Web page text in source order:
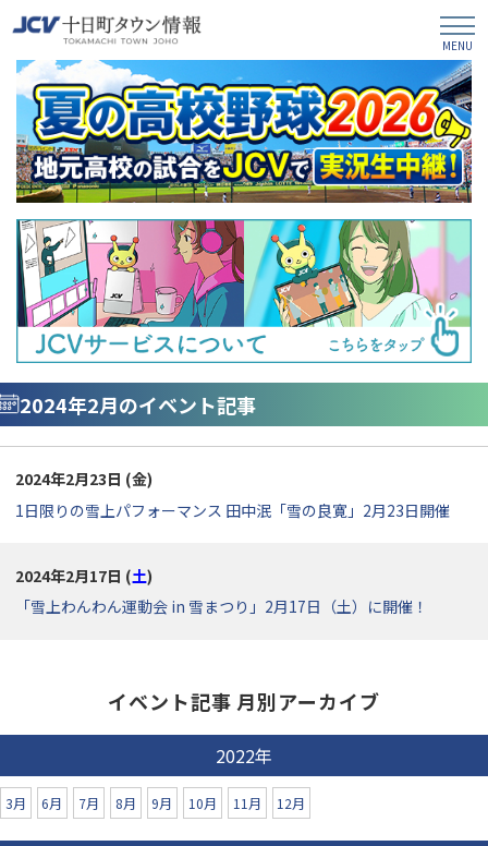
2024年2月のイベント記事
2024年2月23日 (金)
1日限りの雪上パフォーマンス 田中泯「雪の良寛」2月23日開催
2024年2月17日 (土)
「雪上わんわん運動会 in 雪まつり」2月17日（土）に開催！
イベント記事 月別アーカイブ
2022年
3月 6月 7月 8月 9月 10月 11月 12月